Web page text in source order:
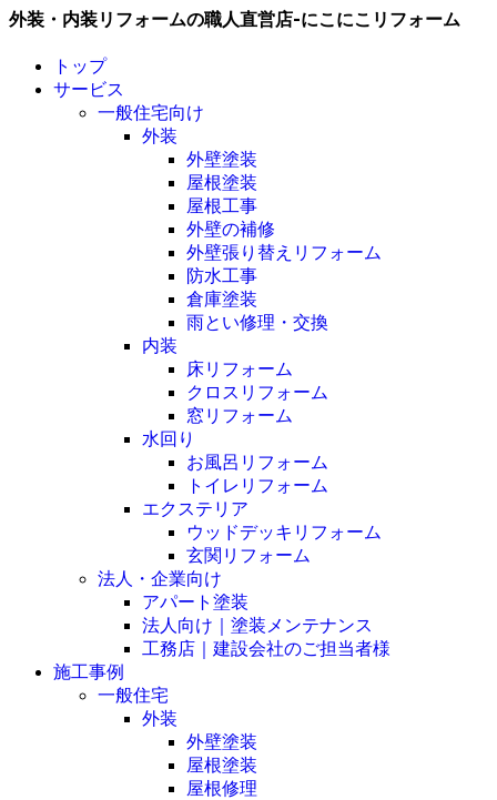
外装・内装リフォームの職人直営店-にこにこリフォーム
トップ
サービス
一般住宅向け
外装
外壁塗装
屋根塗装
屋根工事
外壁の補修
外壁張り替えリフォーム
防水工事
倉庫塗装
雨とい修理・交換
内装
床リフォーム
クロスリフォーム
窓リフォーム
水回り
お風呂リフォーム
トイレリフォーム
エクステリア
ウッドデッキリフォーム
玄関リフォーム
法人・企業向け
アパート塗装
法人向け｜塗装メンテナンス
工務店｜建設会社のご担当者様
施工事例
一般住宅
外装
外壁塗装
屋根塗装
屋根修理